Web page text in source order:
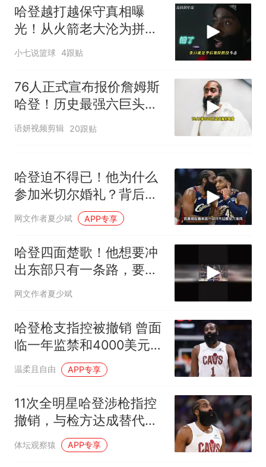
哈登越打越保守真相曝
光！从火箭老大沦为拼
图，不全是伤病
小七说篮球 4跟贴
76人正式宣布报价詹姆斯
哈登！历史最强六巨头要
来了
语妍视频剪辑 20跟贴
哈登迫不得已！他为什么
参加米切尔婚礼？背后的
原因其实很残酷
网文作者夏少斌 APP专享
哈登四面楚歌！他想要冲
出东部只有一条路，要远
离詹姆斯和字母哥
网文作者夏少斌
哈登枪支指控被撤销 曾面
临一年监禁和4000美元罚
款
温柔且自由 APP专享
11次全明星哈登涉枪指控
撤销，与检方达成替代协
体坛观察猿 APP专享